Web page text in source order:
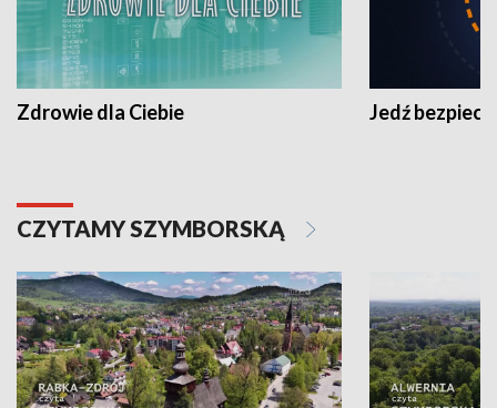
Zdrowie dla Ciebie Jedź
CZYTAMY SZYMBORSKĄ